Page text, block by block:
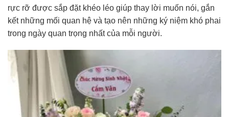
rực rỡ được sắp đặt khéo léo giúp thay lời muốn nói, gắn
kết những mối quan hệ và tạo nên những ký niệm khó phai
trong ngày quan trọng nhất của mỗi người.